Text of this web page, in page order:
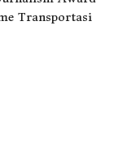
Transportasi